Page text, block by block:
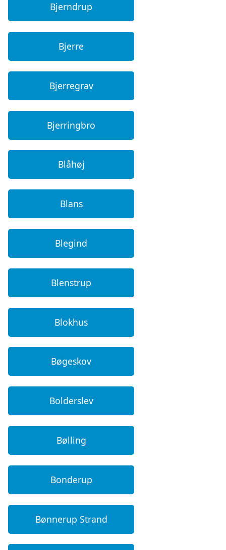
Bjerndrup
Bjerre
Bjerregrav
Bjerringbro
Blåhøj
Blans
Blegind
Blenstrup
Blokhus
Bøgeskov
Bolderslev
Bølling
Bonderup
Bønnerup Strand